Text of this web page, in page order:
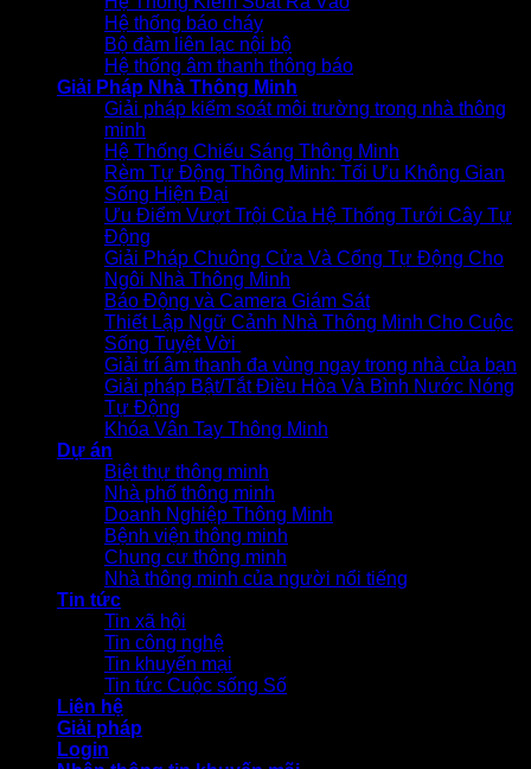
Hệ thống báo cháy
Bộ đàm liên lạc nội bộ
Hệ thống âm thanh thông báo
Giải Pháp Nhà Thông Minh
Giải pháp kiểm soát môi trường trong nhà thông
minh
Hệ Thống Chiếu Sáng Thông Minh
Rèm Tự Động Thông Minh: Tối Ưu Không Gian
Sống Hiện Đại
Ưu Điểm Vượt Trội Của Hệ Thống Tưới Cây Tự
Động
Giải Pháp Chuông Cửa Và Cổng Tự Động Cho
Ngôi Nhà Thông Minh
Báo Động và Camera Giám Sát
Thiết Lập Ngữ Cảnh Nhà Thông Minh Cho Cuộc
Sống Tuyệt Vời
Giải trí âm thanh đa vùng ngay trong nhà của bạn
Giải pháp Bật/Tắt Điều Hòa Và Bình Nước Nóng
Tự Động
Khóa Vân Tay Thông Minh
Dự án
Biệt thự thông minh
Nhà phố thông minh
Doanh Nghiệp Thông Minh
Bệnh viện thông minh
Chung cư thông minh
Nhà thông minh của người nổi tiếng
Tin tức
Tin xã hội
Tin công nghệ
Tin khuyến mại
Tin tức Cuộc sống Số
Liên hệ
Giải pháp
Login